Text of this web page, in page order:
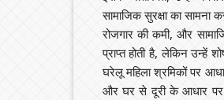
सामाजिक सुरक्षा का
रोजगार की कमी, और
प्राप्त होती है, लेकिन उन्हें
घरेलू महिला श्रमिकों पर
और घर से दूरी के आधार पर